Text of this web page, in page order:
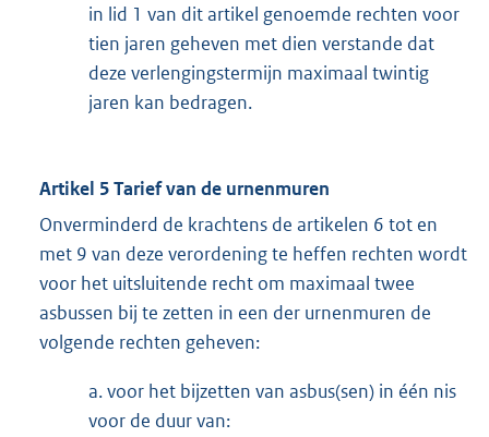
in lid 1 van dit artikel genoemde rechten voor
tien jaren geheven met dien verstande dat
deze verlengingstermijn maximaal twintig
jaren kan bedragen.
Artikel 5 Tarief van de urnenmuren
Onverminderd de krachtens de artikelen 6 tot en
met 9 van deze verordening te heffen rechten wordt
voor het uitsluitende recht om maximaal twee
asbussen bij te zetten in een der urnenmuren de
volgende rechten geheven:
a. voor het bijzetten van asbus(sen) in één nis
voor de duur van: